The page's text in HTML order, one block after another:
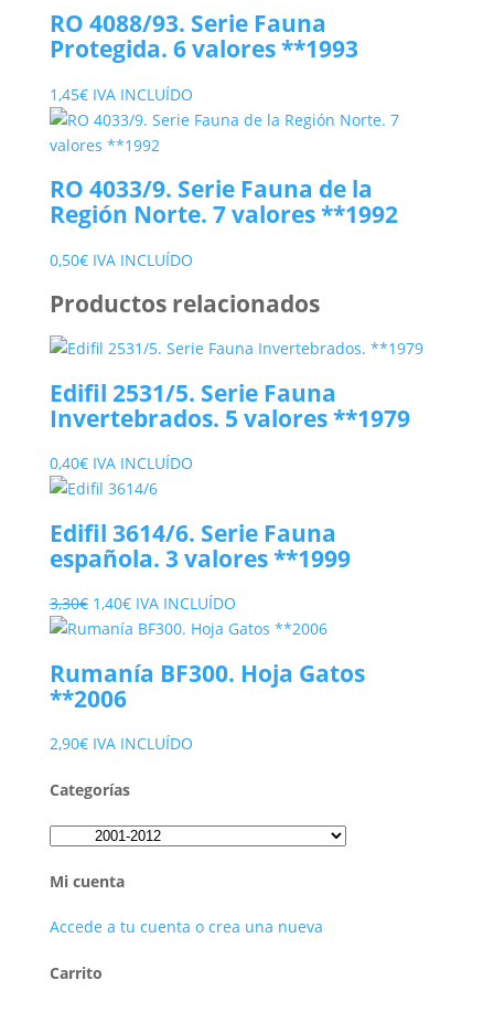
RO 4088/93. Serie Fauna
Protegida. 6 valores **1993
1,45€ IVA INCLUÍDO
RO 4033/9. Serie Fauna de la
Región Norte. 7 valores **1992
0,50€ IVA INCLUÍDO
Productos relacionados
Edifil 2531/5. Serie Fauna
Invertebrados. 5 valores **1979
0,40€ IVA INCLUÍDO
Edifil 3614/6. Serie Fauna
española. 3 valores **1999
3,30€ El
precio
era:
3,30€.
1,40€El
precio
es:
IVA INCLUÍDO
Rumanía BF300. Hoja Gatos
**2006
2,90€ IVA INCLUÍDO
Categorías
Mi cuenta
Accede a tu cuenta o crea una nueva
Carrito